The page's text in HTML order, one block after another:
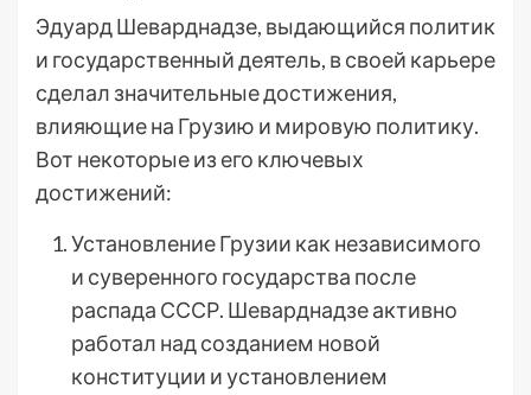
Эдуард Шеварднадзе, выдающийся политик
и государственный деятель, в своей карьере
сделал значительные достижения,
влияющие на Грузию и мировую политику.
Вот некоторые из его ключевых
достижений:
Установление Грузии как независимого
и суверенного государства после
распада СССР. Шеварднадзе активно
работал над созданием новой
конституции и установлением